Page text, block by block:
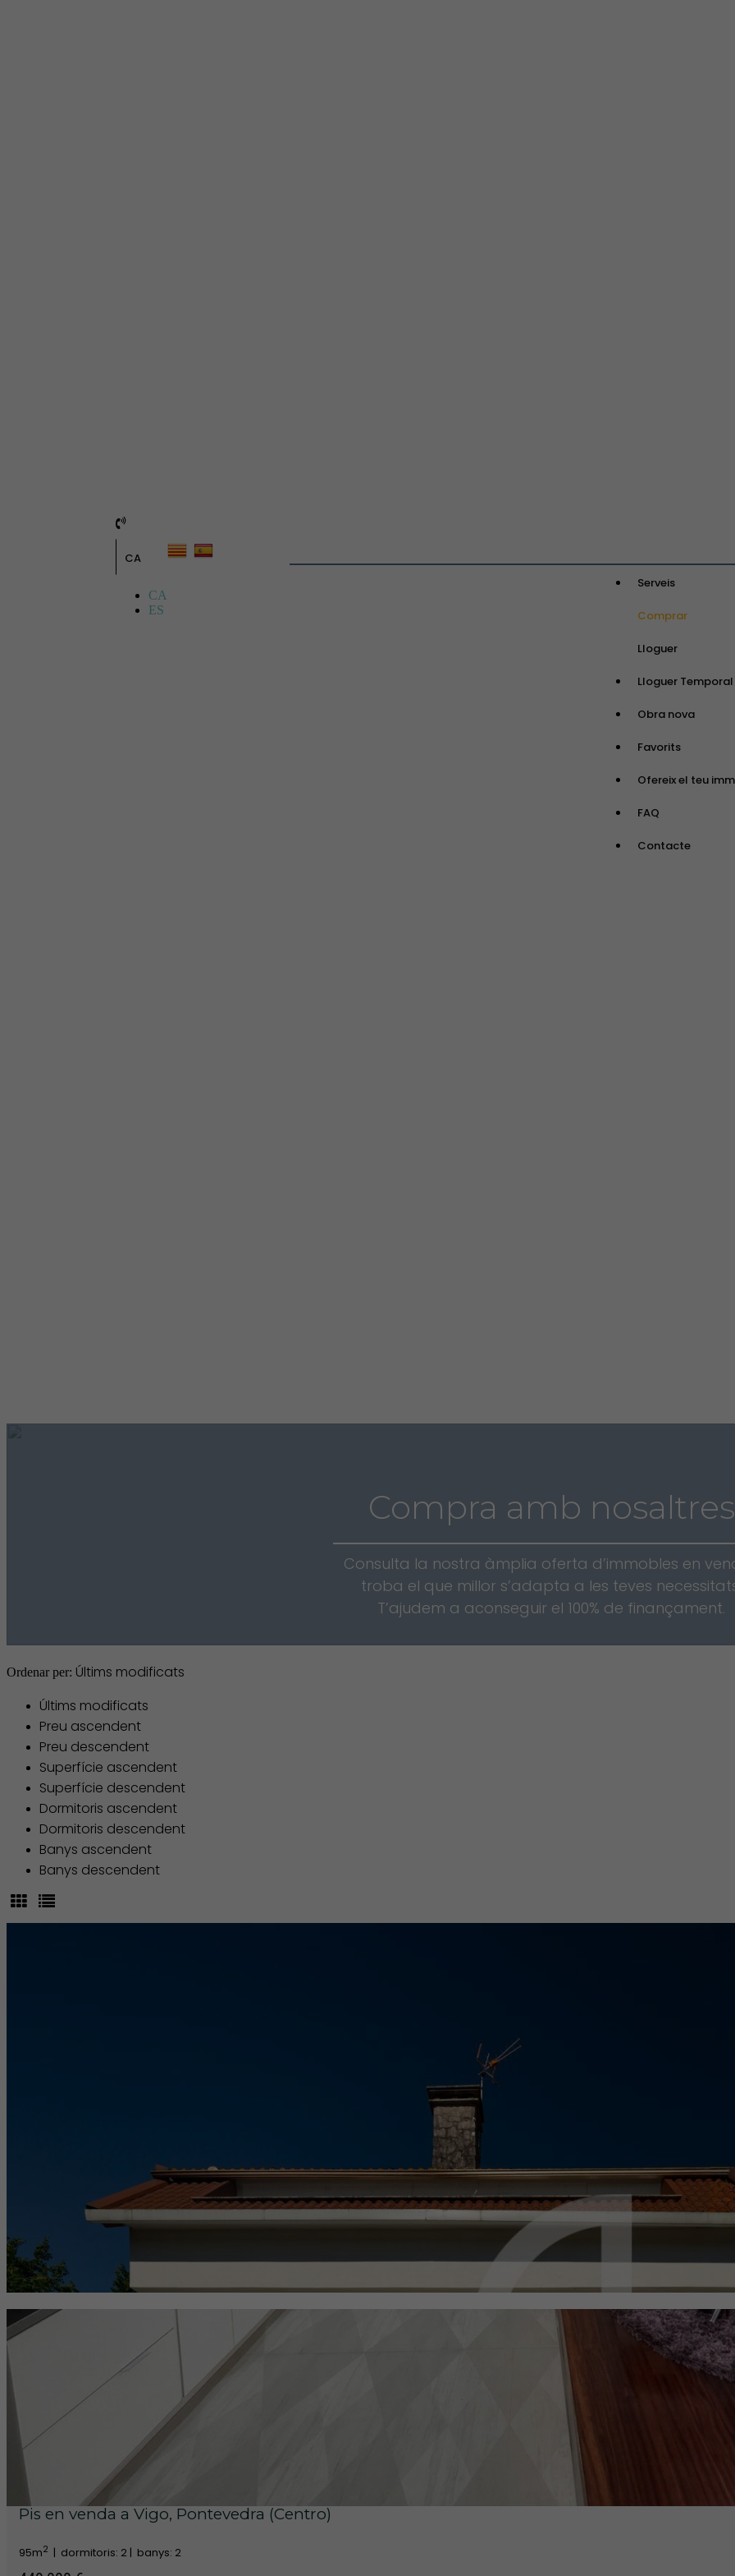
CA
CA
ES
Serveis
Comprar
Lloguer
Lloguer Temporal
Obra nova
Favorits
Ofereix el teu
FAQ
Contacte
Compra amb nosaltres
Consulta la nostra àmplia oferta d’immobles en
troba el que millor s’adapta a les teves
T’ajudem a aconseguir el 100% de finançament.
Ordenar per: Últims modificats
Últims modificats
Preu ascendent
Preu descendent
Superfície ascendent
Superfície descendent
Dormitoris ascendent
Dormitoris descendent
Banys ascendent
Banys descendent
Pis en venda a Vigo, Pontevedra (Centro)
95m2 | dormitoris: 2 | banys: 2